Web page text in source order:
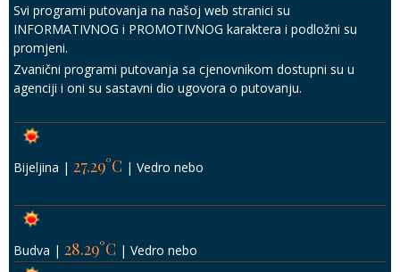
Svi programi putovanja na našoj web stranici su
INFORMATIVNOG i PROMOTIVNOG karaktera i podložni su
promjeni.
Zvanični programi putovanja sa cjenovnikom dostupni su u
agenciji i oni su sastavni dio ugovora o putovanju.
Bijeljina | 27.29°C | Vedro nebo
Budva | 28.29°C | Vedro nebo